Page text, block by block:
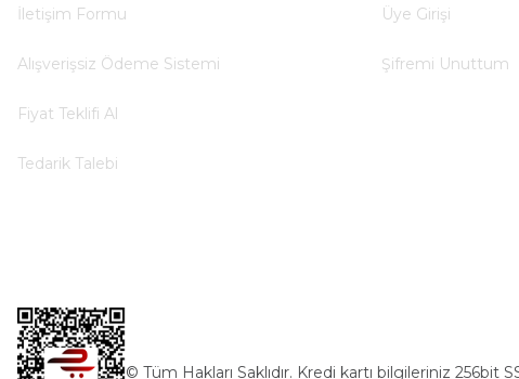
İletişim Formu
Alışverişsiz Ödeme Sistemi
Fiyat Teklifi Al
Tedarik Talebi
Üye Girişi
Şifremi Unuttum
© Tüm Hakları Saklıdır. Kredi kartı bilgileriniz 256bit